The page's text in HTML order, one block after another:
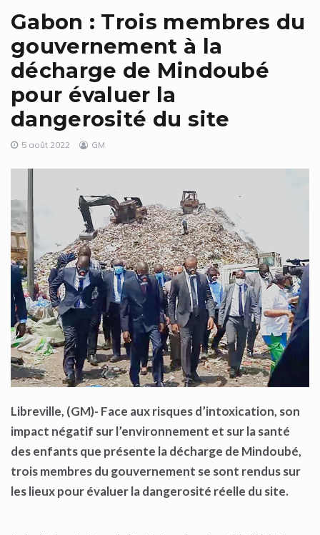
Gabon : Trois membres du
gouvernement à la
décharge de Mindoubé
pour évaluer la
dangerosité du site
5 août 2022 GM
Libreville, (GM)- Face aux risques d’intoxication, son
impact négatif sur l’environnement et sur la santé
des enfants que présente la décharge de Mindoubé,
trois membres du gouvernement se sont rendus sur
les lieux pour évaluer la dangerosité réelle du site.